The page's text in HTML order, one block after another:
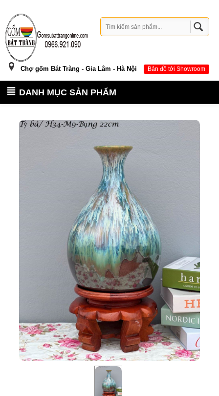
Chợ gốm Bát Tràng - Gia Lâm - Hà Nội Bản đồ tới Showroom
DANH MỤC SẢN PHẨM